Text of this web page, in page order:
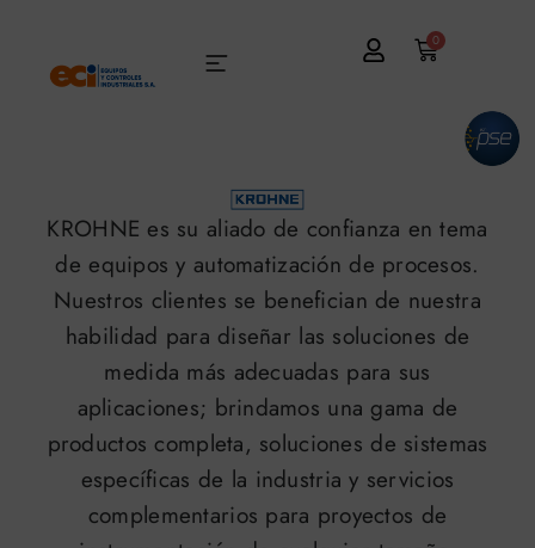
0
KROHNE es su aliado de confianza en tema
de equipos y automatización de procesos.
Nuestros clientes se benefician de nuestra
habilidad para diseñar las soluciones de
medida más adecuadas para sus
aplicaciones; brindamos una gama de
productos completa, soluciones de sistemas
específicas de la industria y servicios
complementarios para proyectos de